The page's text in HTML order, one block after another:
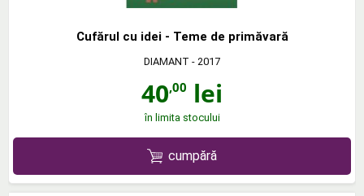
Cufărul cu idei - Teme de primăvară
DIAMANT - 2017
40,00 lei
în limita stocului
cumpără